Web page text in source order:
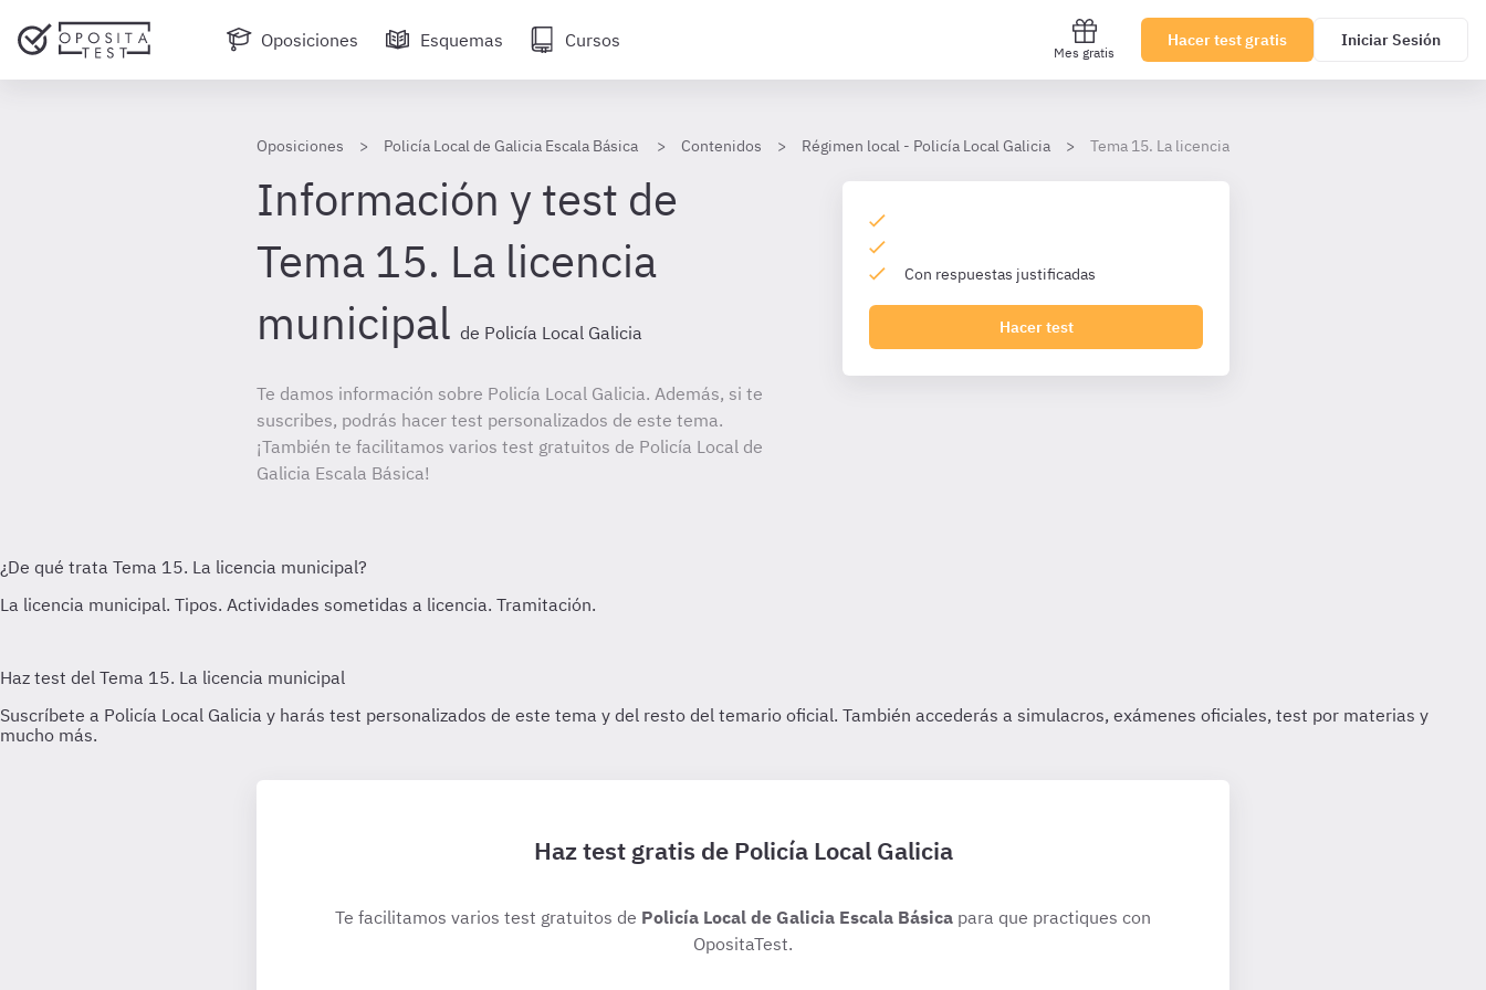
Oposiciones Esquemas Cursos
Mes gratis
Hacer test gratis Iniciar Sesión
Oposiciones Policía Local de Galicia Escala Básica Contenidos Régimen local - Policía Local Galicia Tema 15. La licencia municipal
Información y test de
Tema 15. La licencia
municipal de Policía Local Galicia
Te damos información sobre Policía Local Galicia. Además, si te
suscribes, podrás hacer test personalizados de este tema.
¡También te facilitamos varios test gratuitos de Policía Local de
Galicia Escala Básica!
Con respuestas justificadas
Hacer test
Haz test gratis de Policía Local Galicia
Te facilitamos varios test gratuitos de Policía Local de Galicia Escala Básica para que practiques con
OpositaTest.